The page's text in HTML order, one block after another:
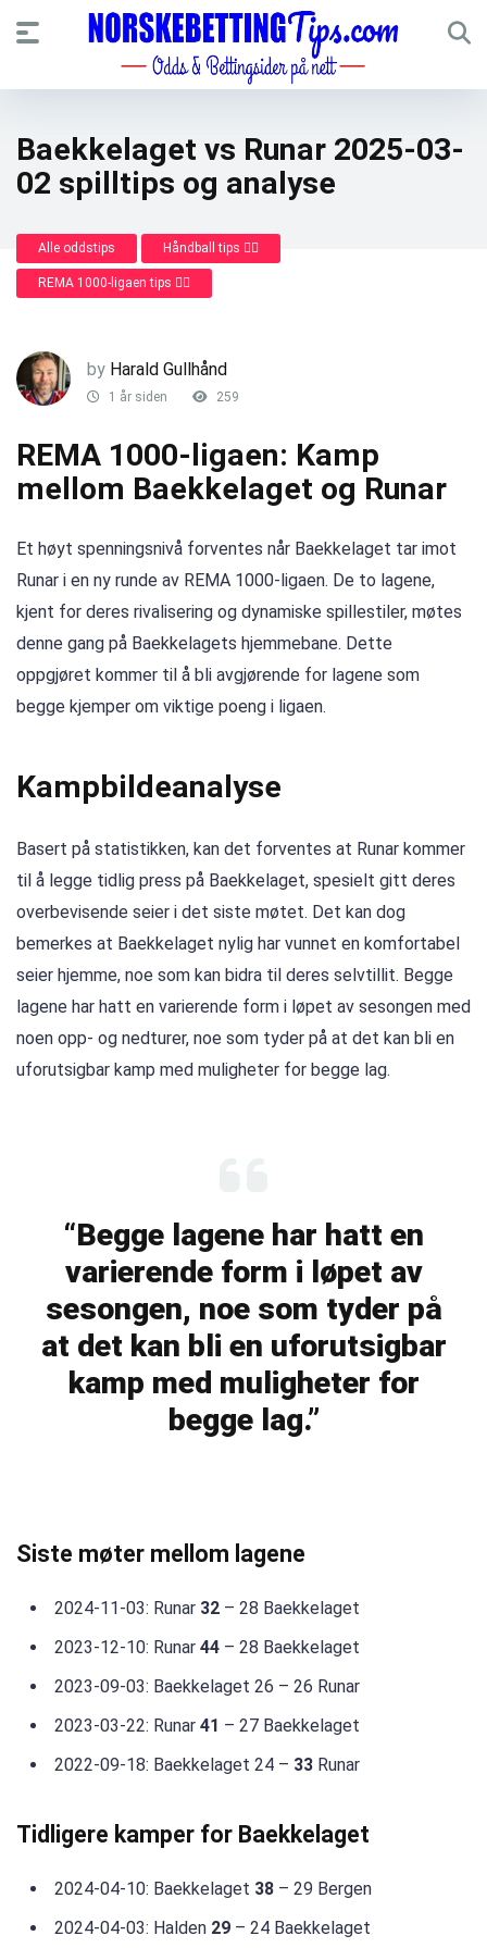
Baekkelaget vs Runar 2025-03-
02 spilltips og analyse
Alle oddstips Håndball tips 🤾‍♂️
REMA 1000-ligaen tips 🤾‍♂️
by Harald Gullhånd
1 år siden 259
REMA 1000-ligaen: Kamp
mellom Baekkelaget og Runar
Et høyt spenningsnivå forventes når Baekkelaget tar imot
Runar i en ny runde av REMA 1000-ligaen. De to lagene,
kjent for deres rivalisering og dynamiske spillestiler, møtes
denne gang på Baekkelagets hjemmebane. Dette
oppgjøret kommer til å bli avgjørende for lagene som
begge kjemper om viktige poeng i ligaen.
Kampbildeanalyse
Basert på statistikken, kan det forventes at Runar kommer
til å legge tidlig press på Baekkelaget, spesielt gitt deres
overbevisende seier i det siste møtet. Det kan dog
bemerkes at Baekkelaget nylig har vunnet en komfortabel
seier hjemme, noe som kan bidra til deres selvtillit. Begge
lagene har hatt en varierende form i løpet av sesongen med
noen opp- og nedturer, noe som tyder på at det kan bli en
uforutsigbar kamp med muligheter for begge lag.
“Begge lagene har hatt en
varierende form i løpet av
sesongen, noe som tyder på
at det kan bli en uforutsigbar
kamp med muligheter for
begge lag.”
Siste møter mellom lagene
2024-11-03: Runar 32 – 28 Baekkelaget
2023-12-10: Runar 44 – 28 Baekkelaget
2023-09-03: Baekkelaget 26 – 26 Runar
2023-03-22: Runar 41 – 27 Baekkelaget
2022-09-18: Baekkelaget 24 – 33 Runar
Tidligere kamper for Baekkelaget
2024-04-10: Baekkelaget 38 – 29 Bergen
2024-04-03: Halden 29 – 24 Baekkelaget